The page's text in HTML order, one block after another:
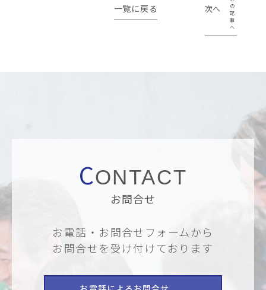
一覧に戻る 次へ
CONTACT
お問合せ
お電話・お問合せフォームから
お問合せを受け付けております